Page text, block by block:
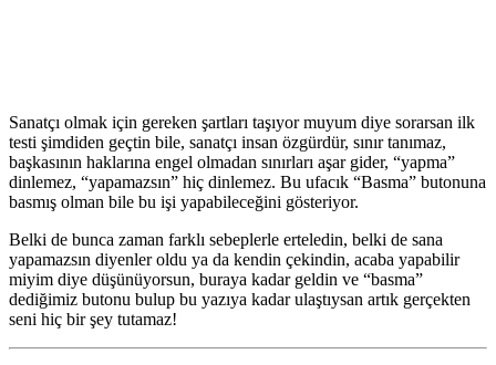
Sanatçı olmak için gereken şartları taşıyor muyum diye sorarsan ilk
testi şimdiden geçtin bile, sanatçı insan özgürdür, sınır tanımaz,
başkasının haklarına engel olmadan sınırları aşar gider, “yapma”
dinlemez, “yapamazsın” hiç dinlemez. Bu ufacık “Basma” butonuna
basmış olman bile bu işi yapabileceğini gösteriyor.
Belki de bunca zaman farklı sebeplerle erteledin, belki de sana
yapamazsın diyenler oldu ya da kendin çekindin, acaba yapabilir
miyim diye düşünüyorsun, buraya kadar geldin ve “basma”
dediğimiz butonu bulup bu yazıya kadar ulaştıysan artık gerçekten
seni hiç bir şey tutamaz!